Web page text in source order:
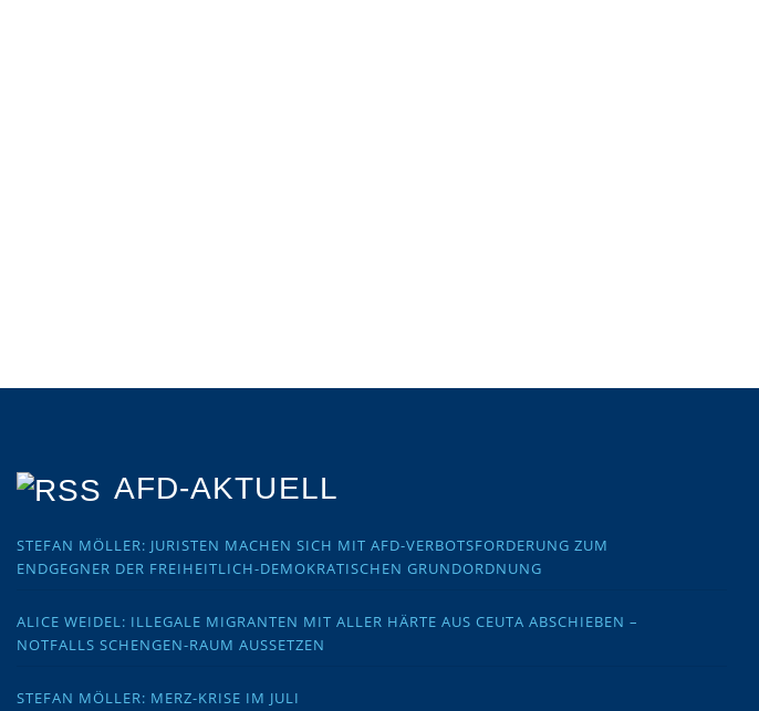
AFD-AKTUELL
STEFAN MÖLLER: JURISTEN MACHEN SICH MIT AFD-VERBOTSFORDERUNG ZUM
ENDGEGNER DER FREIHEITLICH-DEMOKRATISCHEN GRUNDORDNUNG
ALICE WEIDEL: ILLEGALE MIGRANTEN MIT ALLER HÄRTE AUS CEUTA ABSCHIEBEN –
NOTFALLS SCHENGEN-RAUM AUSSETZEN
STEFAN MÖLLER: MERZ-KRISE IM JULI